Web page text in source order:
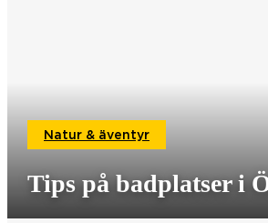
Natur & äventyr
Tips på badplatser i